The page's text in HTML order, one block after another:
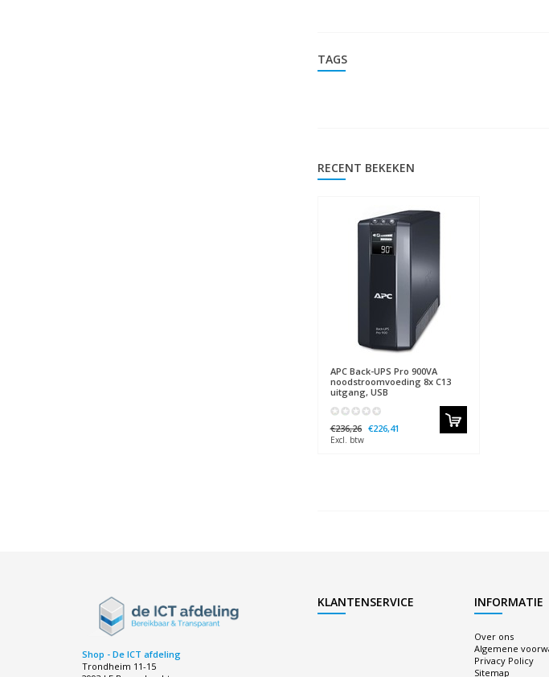
TAGS
RECENT BEKEKEN
APCBack-UPS Pro 900VA
noodstroomvoeding 8x C13
uitgang, USB
€236,26 €226,41
Excl. btw
Shop - De ICT afdeling
Trondheim 11-15
KLANTENSERVICE INFORMATIE
Over ons
Algemene
Privacy Policy
Sitemap